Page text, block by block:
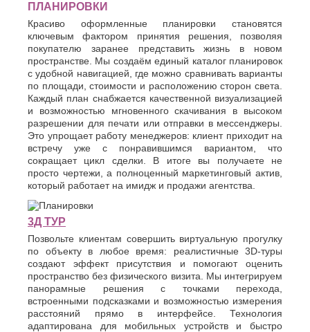
ПЛАНИРОВКИ
Красиво оформленные планировки становятся
ключевым фактором принятия решения, позволяя
покупателю заранее представить жизнь в новом
пространстве. Мы создаём единый каталог планировок
с удобной навигацией, где можно сравнивать варианты
по площади, стоимости и расположению сторон света.
Каждый план снабжается качественной визуализацией
и возможностью мгновенного скачивания в высоком
разрешении для печати или отправки в мессенджеры.
Это упрощает работу менеджеров: клиент приходит на
встречу уже с понравившимся вариантом, что
сокращает цикл сделки. В итоге вы получаете не
просто чертежи, а полноценный маркетинговый актив,
который работает на имидж и продажи агентства.
3Д ТУР
Позвольте клиентам совершить виртуальную прогулку
по объекту в любое время: реалистичные 3D-туры
создают эффект присутствия и помогают оценить
пространство без физического визита. Мы интегрируем
панорамные решения с точками перехода,
встроенными подсказками и возможностью измерения
расстояний прямо в интерфейсе. Технология
адаптирована для мобильных устройств и быстро